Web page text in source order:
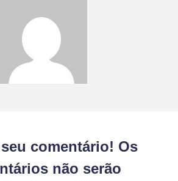
comentário! Os
não serão